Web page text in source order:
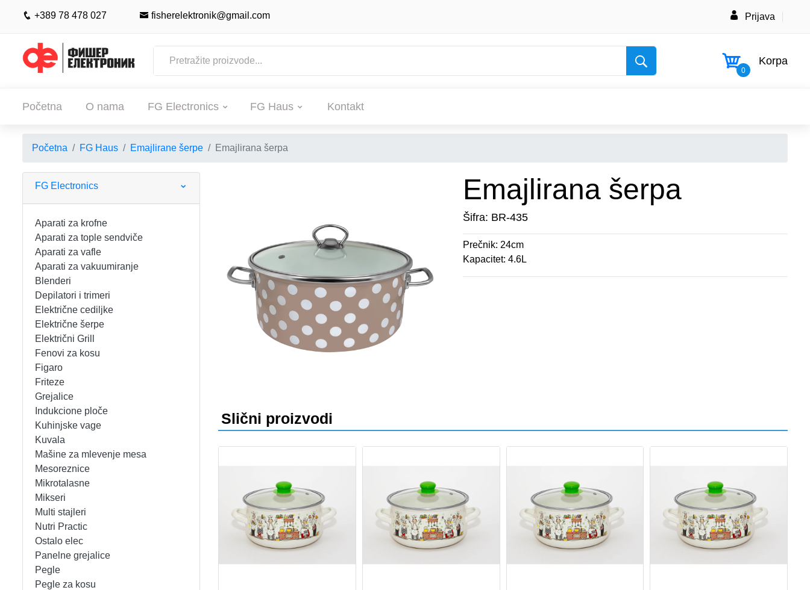
+389 78 478 027 fisherelektronik@gmail.com Prijava
0
Korpa
Početna O nama FG Electronics FG Haus Kontakt
POČETNA
APARATI ZA KROFNE
APARATI ZA TOPLE SENDVIČE
APARATI ZA VAFLE
APARATI ZA VAKUUMIRANJE
BLENDERI
DEPILATORI I TRIMERI
ELEKTRIČNE CEDILJKE
ELEKTRIČNE ŠERPE
ELEKTRIČNI GRILL
FENOVI ZA KOSU
FIGARO
FRITEZE
FG HAUS
CEDILJKE
DEZERTNI TANJIRI
DŽEZVE
EKSPRES LONCI
EMAJLIRANE ŠERPE
ETAŽERI
GARNITURE ESCAJGA
KALUPI ZA TORTE
KANTE ZA SMEĆE
KERAMIČKE ČINIJE
KERAMIČKE POSUDE
KONTAKT
+389 78 478 027 Prijava
Početna FG Haus Emajlirane šerpe Emajlirana šerpa
FG Electronics
Aparati za krofne
Aparati za tople sendviče
Aparati za vafle
Aparati za vakuumiranje
Blenderi
Depilatori i trimeri
Električne cediljke
Električne šerpe
Električni Grill
Fenovi za kosu
Figaro
Friteze
Grejalice
Indukcione ploče
Kuhinjske vage
Kuvala
Mašine za mlevenje mesa
Mesoreznice
Mikrotalasne
Mikseri
Multi stajleri
Nutri Practic
Ostalo elec
Panelne grejalice
Pegle
Pegle za kosu
Emajlirana šerpa
Šifra: BR-435
Prečnik: 24cm
Kapacitet: 4.6L
Slični proizvodi